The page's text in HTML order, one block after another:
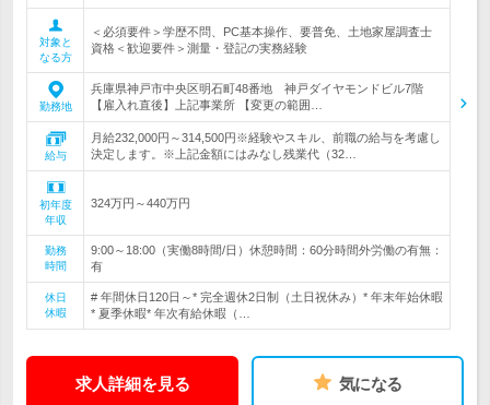
対象と
なる方
＜必須要件＞学歴不問、PC基本操作、要普免、土地家屋調査士
資格＜歓迎要件＞測量・登記の実務経験
勤務地
兵庫県神戸市中央区明石町48番地 神戸ダイヤモンドビル7階
【雇入れ直後】上記事業所 【変更の範囲…
給与
月給232,000円～314,500円※経験やスキル、前職の給与を考慮し
決定します。※上記金額にはみなし残業代（32…
初年度
年収
324万円～440万円
勤務
時間
9:00～18:00（実働8時間/日）休憩時間：60分時間外労働の有無：
有
休日
休暇
# 年間休日120日～* 完全週休2日制（土日祝休み）* 年末年始休暇
* 夏季休暇* 年次有給休暇（…
求人詳細を見る 気になる